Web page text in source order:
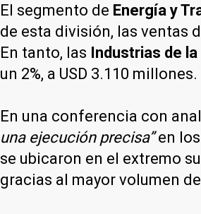
El segmento de Energía y
de esta división, las ventas
En tanto, las Industrias de
un 2%, a USD 3.110 millones.
En una conferencia con
una ejecución precisa”en
se ubicaron en el extremo
gracias al mayor volumen